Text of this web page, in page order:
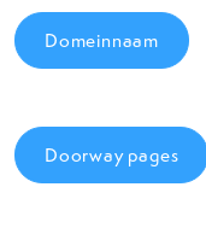
Domeinnaam
Doorway pages